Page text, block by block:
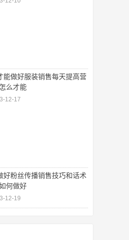
能做好服装销售每天提高营
么才能
12-17
好粉丝传播销售技巧和话术
何做好
12-19